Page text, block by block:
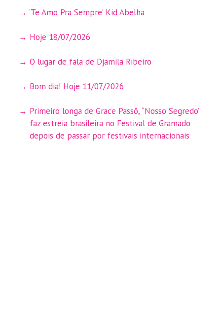
‘Te Amo Pra Sempre’ Kid Abelha
Hoje 18/07/2026
O lugar de fala de Djamila Ribeiro
Bom dia! Hoje 11/07/2026
Primeiro longa de Grace Passô, “Nosso Segredo”
faz estreia brasileira no Festival de Gramado
depois de passar por festivais internacionais